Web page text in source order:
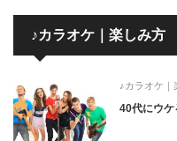
♪カラオケ｜楽しみ方
♪カラオケ｜
40代にウケ